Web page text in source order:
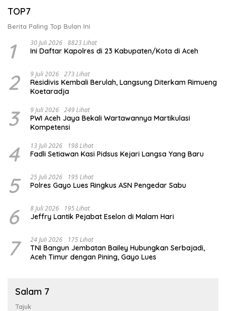
TOP7
Berita Paling Top Bulan Ini
1 30 Juli 2026 8823 Lihat
Ini Daftar Kapolres di 23 Kabupaten/Kota di Aceh
2 9 Juli 2026 273 Lihat
Residivis Kembali Berulah, Langsung Diterkam Rimueng
Koetaradja
3 9 Juli 2026 249 Lihat
PWI Aceh Jaya Bekali Wartawannya Martikulasi
Kompetensi
4 13 Juli 2026 198 Lihat
Fadli Setiawan Kasi Pidsus Kejari Langsa Yang Baru
5 25 Juli 2026 195 Lihat
Polres Gayo Lues Ringkus ASN Pengedar Sabu
6 8 Juli 2026 195 Lihat
Jeffry Lantik Pejabat Eselon di Malam Hari
7 24 Juli 2026 175 Lihat
TNI Bangun Jembatan Bailey Hubungkan Serbajadi,
Aceh Timur dengan Pining, Gayo Lues
Salam 7
Tajuk